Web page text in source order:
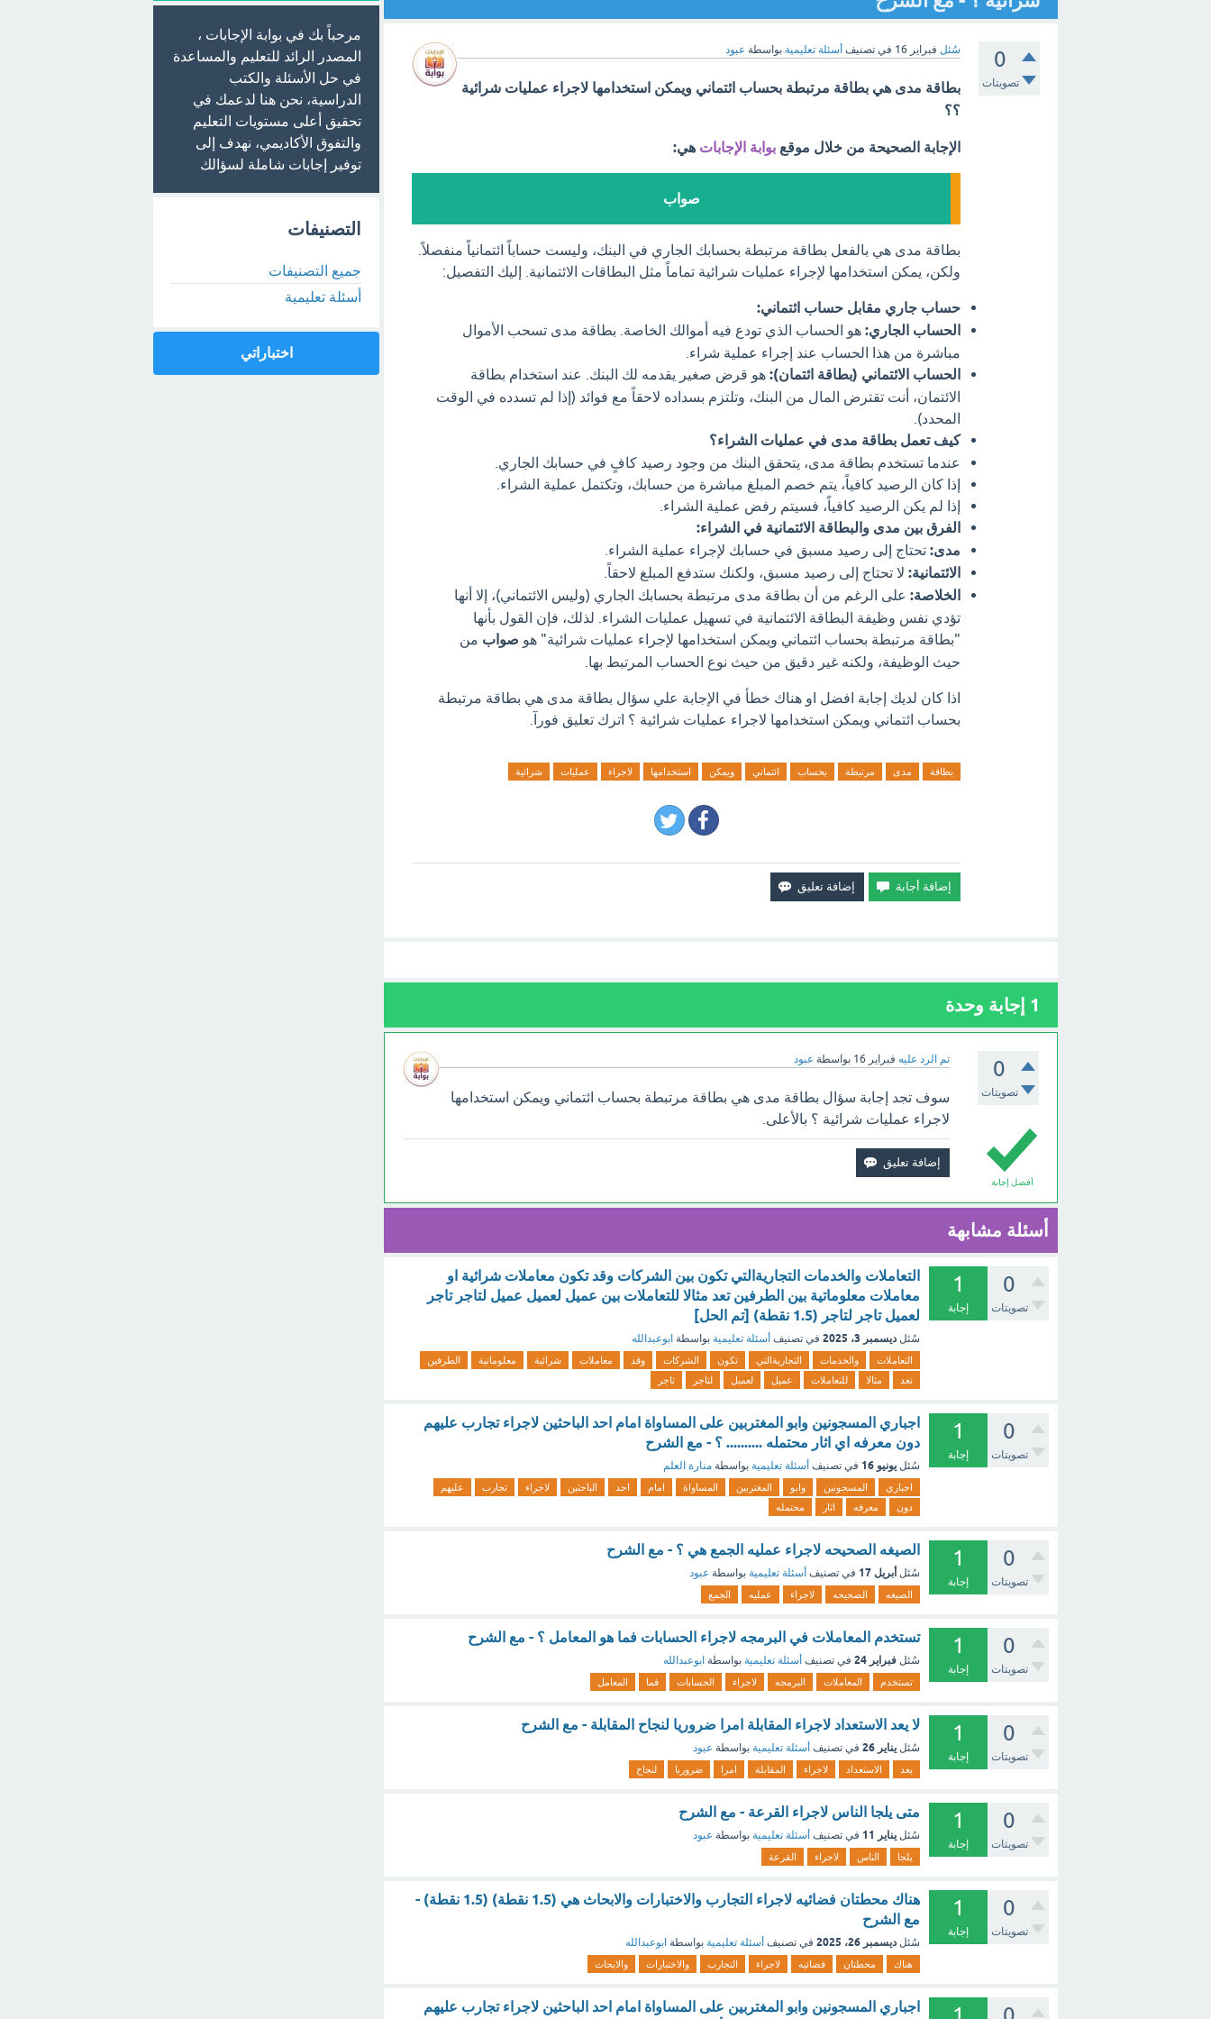
0
تصويتات
سُئل فبراير 16 في تصنيف أسئلة تعليمية بواسطة عبود
بطاقة مدى هي بطاقة مرتبطة بحساب ائتماني ويمكن استخدامها لاجراء عمليات شرائية
؟؟
الإجابة الصحيحة من خلال موقع بوابة الإجابات هي:
صواب
بطاقة مدى هي بالفعل بطاقة مرتبطة بحسابك الجاري في البنك، وليست حساباً ائتمانياً منفصلاً.
ولكن، يمكن استخدامها لإجراء عمليات شرائية تماماً مثل البطاقات الائتمانية. إليك التفصيل:
حساب جاري مقابل حساب ائتماني:
الحساب الجاري: هو الحساب الذي تودع فيه أموالك الخاصة. بطاقة مدى تسحب الأموال
مباشرة من هذا الحساب عند إجراء عملية شراء.
الحساب الائتماني (بطاقة ائتمان): هو قرض صغير يقدمه لك البنك. عند استخدام بطاقة
الائتمان، أنت تقترض المال من البنك، وتلتزم بسداده لاحقاً مع فوائد (إذا لم تسدده في الوقت
المحدد).
كيف تعمل بطاقة مدى في عمليات الشراء؟
عندما تستخدم بطاقة مدى، يتحقق البنك من وجود رصيد كافٍ في حسابك الجاري.
إذا كان الرصيد كافياً، يتم خصم المبلغ مباشرة من حسابك، وتكتمل عملية الشراء.
إذا لم يكن الرصيد كافياً، فسيتم رفض عملية الشراء.
الفرق بين مدى والبطاقة الائتمانية في الشراء:
مدى: تحتاج إلى رصيد مسبق في حسابك لإجراء عملية الشراء.
الائتمانية: لا تحتاج إلى رصيد مسبق، ولكنك ستدفع المبلغ لاحقاً.
الخلاصة: على الرغم من أن بطاقة مدى مرتبطة بحسابك الجاري (وليس الائتماني)، إلا أنها
تؤدي نفس وظيفة البطاقة الائتمانية في تسهيل عمليات الشراء. لذلك، فإن القول بأنها
"بطاقة مرتبطة بحساب ائتماني ويمكن استخدامها لإجراء عمليات شرائية" هو صواب من
حيث الوظيفة، ولكنه غير دقيق من حيث نوع الحساب المرتبط بها.
اذا كان لديك إجابة افضل او هناك خطأ في الإجابة علي سؤال بطاقة مدى هي بطاقة مرتبطة
بحساب ائتماني ويمكن استخدامها لاجراء عمليات شرائية ؟ اترك تعليق فورآ.
بطاقة مدى مرتبطة بحساب ائتماني ويمكن استخدامها لاجراء عمليات شرائية
1 إجابة وحدة
0
تصويتات
تم الرد عليه فبراير 16 بواسطة عبود
أفضل إجابة
سوف تجد إجابة سؤال بطاقة مدى هي بطاقة مرتبطة بحساب ائتماني ويمكن استخدامها
لاجراء عمليات شرائية ؟ بالأعلى.
أسئلة مشابهة
0
تصويتات
1
إجابة
التعاملات والخدمات التجاريةالتي تكون بين الشركات وقد تكون معاملات شرائية او
معاملات معلوماتية بين الطرفين تعد مثالا للتعاملات بين عميل لعميل عميل لتاجر تاجر
لعميل تاجر لتاجر (1.5 نقطة) [تم الحل]
سُئل ديسمبر 3، 2025 في تصنيف أسئلة تعليمية بواسطة ابوعبدالله
التعاملات والخدمات التجاريةالتي تكون الشركات وقد معاملات شرائية معلوماتية
الطرفين
تعد
مثالا للتعاملات عميل لعميل لتاجر تاجر
0
تصويتات
1
إجابة
اجباري المسجونين وابو المغتربين على المساواة امام احد الباحثين لاجراء تجارب عليهم
دون معرفه اي اثار محتمله .......... ؟ - مع الشرح
سُئل يونيو 16 في تصنيف أسئلة تعليمية بواسطة منارة العلم
اجباري المسجونين وابو المغتربين المساواة امام احد الباحثين لاجراء تجارب
عليهم
دون
معرفه اثار محتمله
0
تصويتات
1
إجابة
الصيغه الصحيحه لاجراء عمليه الجمع هي ؟ - مع الشرح
سُئل أبريل 17 في تصنيف أسئلة تعليمية بواسطة عبود
الصيغه الصحيحه لاجراء عمليه الجمع
0
تصويتات
1
إجابة
تستخدم المعاملات في البرمجه لاجراء الحسابات فما هو المعامل ؟ - مع الشرح
سُئل فبراير 24 في تصنيف أسئلة تعليمية بواسطة ابوعبدالله
تستخدم المعاملات البرمجه لاجراء الحسابات فما المعامل
0
تصويتات
1
إجابة
لا يعد الاستعداد لاجراء المقابلة امرا ضروريا لنجاح المقابلة - مع الشرح
سُئل يناير 26 في تصنيف أسئلة تعليمية بواسطة عبود
يعد الاستعداد لاجراء المقابلة امرا ضروريا لنجاح
0
تصويتات
1
إجابة
متى يلجا الناس لاجراء القرعة - مع الشرح
سُئل يناير 11 في تصنيف أسئلة تعليمية بواسطة عبود
يلجا الناس لاجراء القرعة
0
تصويتات
1
إجابة
هناك محطتان فضائيه لاجراء التجارب والاختبارات والابحاث هي (1.5 نقطة) (1.5 نقطة) -
مع الشرح
سُئل ديسمبر 26، 2025 في تصنيف أسئلة تعليمية بواسطة ابوعبدالله
هناك محطتان فضائيه لاجراء التجارب والاختبارات والابحاث
اجباري المسجونين وابو المغتربين على المساواة امام احد الباحثين لاجراء تجارب عليهم
مرحباً بك في بوابة الإجابات ،
المصدر الرائد للتعليم والمساعدة
في حل الأسئلة والكتب
الدراسية، نحن هنا لدعمك في
تحقيق أعلى مستويات التعليم
والتفوق الأكاديمي، نهدف إلى
توفير إجابات شاملة لسؤالك
التصنيفات
جميع التصنيفات
أسئلة تعليمية
اختباراتي